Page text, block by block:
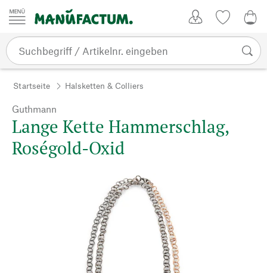
Zum Inhalt springen
Startseite Halsketten & Colliers
Guthmann
Lange Kette Hammerschlag,
Roségold-Oxid